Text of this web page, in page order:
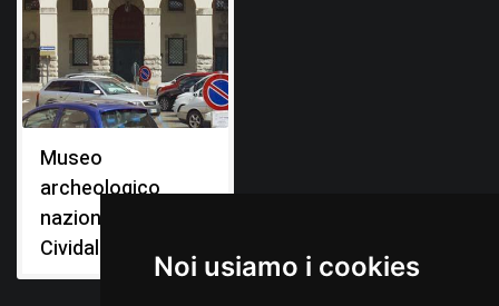
Noi usiamo i cookies
Museo
archeologico
nazionale di
Cividale